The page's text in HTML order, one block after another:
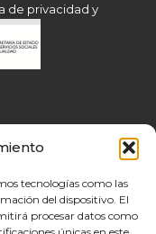
tecnologías como las
del dispositivo. El
procesar datos como
de privacidad y